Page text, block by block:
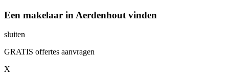
Een makelaar in Aerdenhout vinden
sluiten
GRATIS offertes aanvragen
X